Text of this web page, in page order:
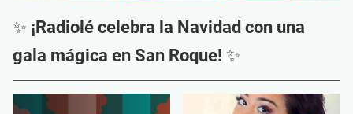
✨ ¡Radiolé celebra la Navidad con una
gala mágica en San Roque! ✨